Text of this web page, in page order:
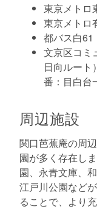
東京メトロ
東京メトロ
都バス白61
文京区コミ
日向ルート
番：目白台
周辺施設
関口芭蕉庵の周
園が多く存在し
園、永青文庫、
江戸川公園など
ることで、より